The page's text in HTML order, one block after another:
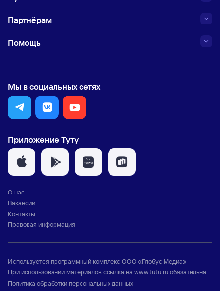
Партнёрам
Помощь
Мы в социальных сетях
Приложение Туту
О нас
Вакансии
Контакты
Правовая информация
Используется программный комплексООО «Глобус Медиа»
При использовании материалов ссылка на www.tutu.ruобязательна
Политика обработки персональных данных